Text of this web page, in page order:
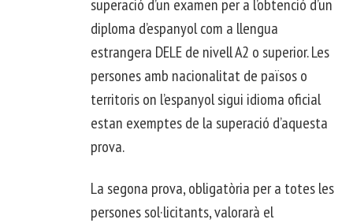
superació d’un examen per a l’obtenció d’un
diploma d’espanyol com a llengua
estrangera DELE de nivell A2 o superior. Les
persones amb nacionalitat de països o
territoris on l’espanyol sigui idioma oficial
estan exemptes de la superació d’aquesta
prova.
La segona prova, obligatòria per a totes les
persones sol·licitants, valorarà el